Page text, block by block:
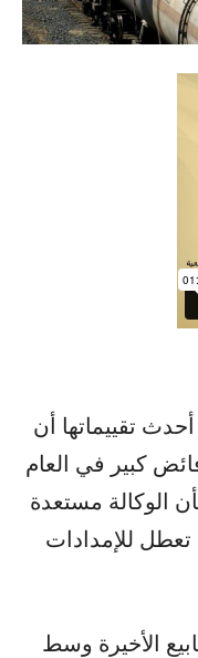
تقييماتها أن
كبير في العام
الوكالة مستعدة
تعطل للإمدادات
الأخيرة وسط